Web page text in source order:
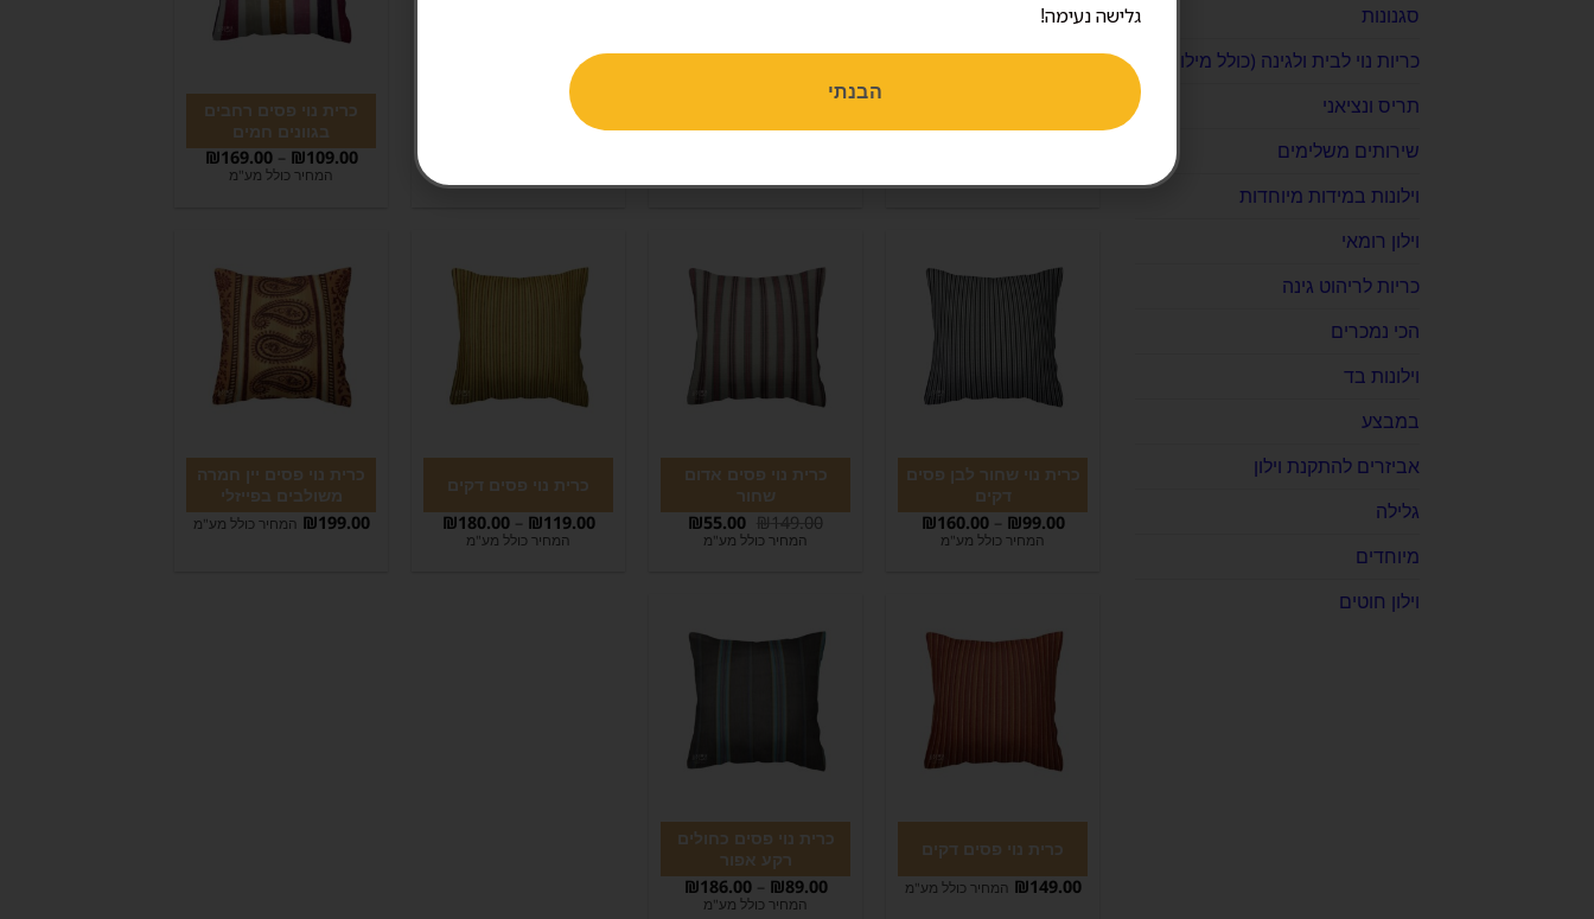
סגנונות
כריות נוי לבית ולגינה (כולל מילוי)
תריס ונציאני
שירותים משלימים
וילונות במידות מיוחדות
וילון רומאי
כריות לריהוט גינה
הכי נמכרים
וילונות בד
במבצע
אביזרים להתקנת וילון
גלילה
מיוחדים
וילון חוטים
אפור
בגוונים ירוקים
כרית נוי פסים עבים
כרית נוי פסים רחבים
בגוונים חמים
₪109.00
–
₪169.00
המחיר כולל מע"מ
כרית נוי שחור לבן פסים
דקים
₪99.00
–
₪160.00
המחיר כולל מע"מ
כרית נוי פסים אדום
שחור
₪ 149.00
₪55.00
המחיר כולל מע"מ
כרית נוי פסים דקים
₪119.00
–
₪180.00
המחיר כולל מע"מ
כרית נוי פסים יין חמרה
משולבים בפייזלי
₪199.00 המחיר כולל מע"מ
כרית נוי פסים דקים
₪149.00 המחיר כולל מע"מ
כרית נוי פסים כחולים
רקע אפור
₪89.00
–
₪186.00
המחיר כולל מע"מ
גלישה נעימה!
הבנתי